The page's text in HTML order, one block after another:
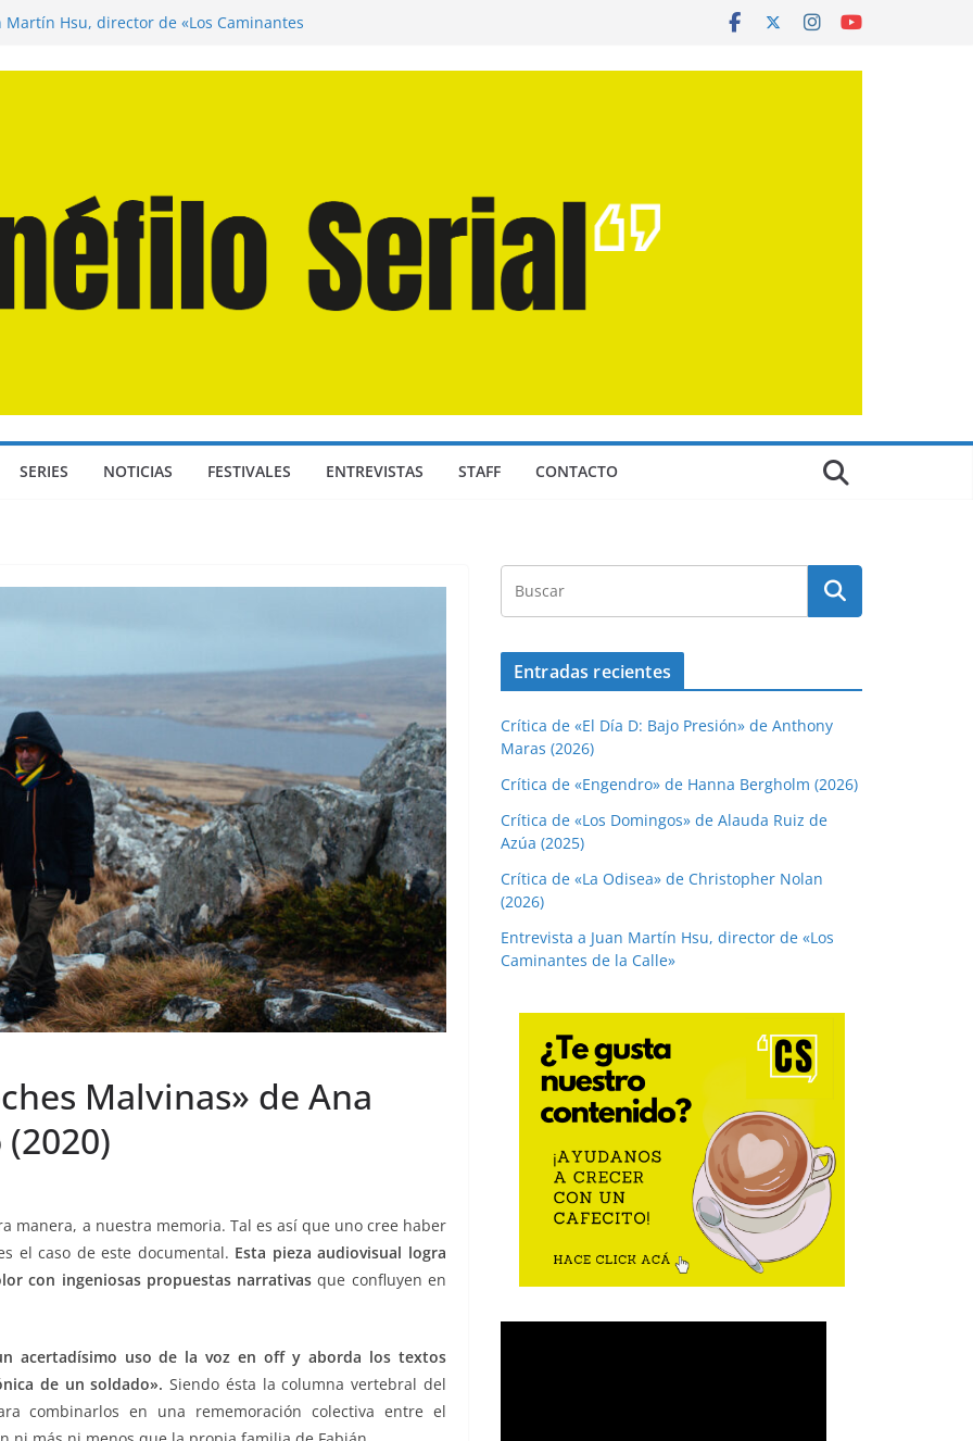
Martín Hsu, director de «Los Caminantes
SERIES NOTICIAS FESTIVALES ENTREVISTAS STAFF CONTACTO
Malvinas» de Ana
manera, a nuestra memoria. Tal es así que uno cree haber
el caso de este documental. Esta pieza audiovisual logra
con ingeniosas propuestas narrativasque confluyen en
acertadísimo uso de la voz en off y aborda los textos
de un soldado». Siendo ésta la columna vertebral del
combinarlos en una rememoración colectiva entre el
Entradas recientes
Crítica de «El Día D: Bajo Presión» de Anthony
Maras (2026)
Crítica de «Engendro» de Hanna Bergholm (2026)
Crítica de «Los Domingos» de Alauda Ruiz de
Azúa (2025)
Crítica de «La Odisea» de Christopher Nolan
(2026)
Entrevista a Juan Martín Hsu, director de «Los
Caminantes de la Calle»